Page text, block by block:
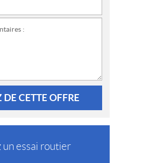
:
DE CETTE OFFRE
un essai routier